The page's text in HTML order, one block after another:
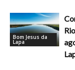
Bom Jesus da
Lapa